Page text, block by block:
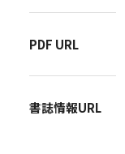
PDF URL
書誌情報URL